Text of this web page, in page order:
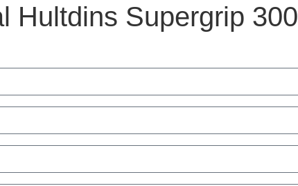
Hultdins Supergrip 300